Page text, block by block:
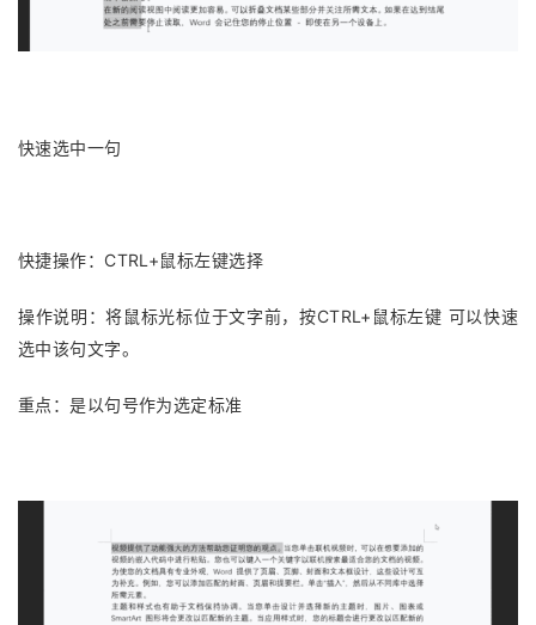
快速选中一句
快捷操作：CTRL+鼠标左键选择
操作说明：将鼠标光标位于文字前，按CTRL+鼠标左键 可以快速
选中该句文字。
重点：是以句号作为选定标准